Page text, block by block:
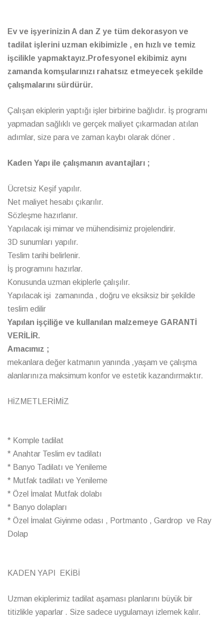
Ev ve işyerinizin A dan Z ye tüm dekorasyon ve
tadilat işlerini uzman ekibimizle , en hızlı ve temiz
işcilikle yapmaktayız.Profesyonel ekibimiz aynı
zamanda komşularınızı rahatsız etmeyecek şekilde
çalışmalarını sürdürür.
Çalışan ekiplerin yaptığı işler birbirine bağlıdır. İş programı
yapmadan sağlıklı ve gerçek maliyet çıkarmadan atılan
adımlar, size para ve zaman kaybı olarak döner .
Kaden Yapı ile çalışmanın avantajları ;
Ücretsiz Keşif yapılır.
Net maliyet hesabı çıkarılır.
Sözleşme hazırlanır.
Yapılacak işi mimar ve mühendisimiz projelendirir.
3D sunumları yapılır.
Teslim tarihi belirlenir.
İş programını hazırlar.
Konusunda uzman ekiplerle çalışılır.
Yapılacak işi zamanında , doğru ve eksiksiz bir şekilde
teslim edilir
Yapılan işçiliğe ve kullanılan malzemeye GARANTİ
VERİLİR.
Amacımız ;
mekanlara değer katmanın yanında ,yaşam ve çalışma
alanlarınıza maksimum konfor ve estetik kazandırmaktır.
HİZMETLERİMİZ
* Komple tadilat
* Anahtar Teslim ev tadilatı
* Banyo Tadilatı ve Yenileme
* Mutfak tadilatı ve Yenileme
* Özel İmalat Mutfak dolabı
* Banyo dolapları
* Özel İmalat Giyinme odası , Portmanto , Gardrop ve Ray
Dolap
KADEN YAPI EKİBİ
Uzman ekiplerimiz tadilat aşaması planlarını büyük bir
titizlikle yaparlar . Size sadece uygulamayı izlemek kalır.